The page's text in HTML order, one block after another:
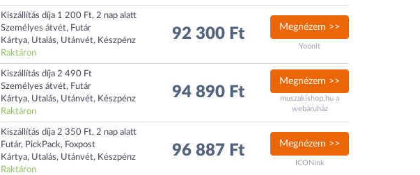
Kiszállítás díja 1 200 Ft, 2 nap alatt
Személyes átvét, Futár
Kártya, Utalás, Utánvét, Készpénz
Raktáron
92 300 Ft Megnézem >>
Yoonit
Kiszállítás díja 2 490 Ft
Személyes átvét, Futár
Kártya, Utalás, Utánvét, Készpénz
Raktáron
94 890 Ft
Megnézem >>
muszakishop.hu a
webáruház
Kiszállítás díja 2 350 Ft, 2 nap alatt
Futár, PickPack, Foxpost
Kártya, Utalás, Utánvét, Készpénz
Raktáron
96 887 Ft Megnézem >>
ICONink